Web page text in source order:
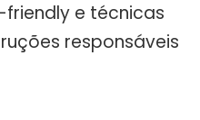
e técnicas
responsáveis